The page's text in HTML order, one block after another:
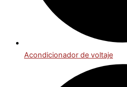
Acondicionador de voltaje